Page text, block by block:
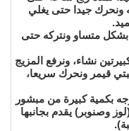
ونحرك جيدا حتى يغلي
متساو ونتركه حتى
نشاء، ونرفع المزيج
قيمر ونحرك سريعا،
بكمية كبيرة من مبشور
وصنوبر) يقدم بجانبها